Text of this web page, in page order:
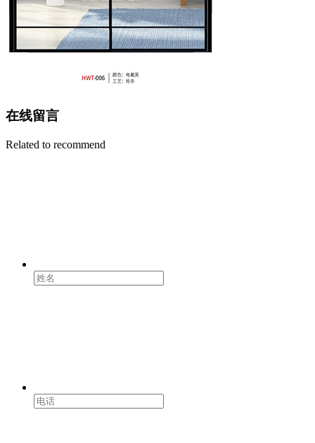
在线留言
Related to recommend